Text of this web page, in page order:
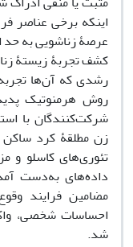
اینکه برخی عناصر
عرصۀ زناشویی به حد
کشف تجربۀ زیستۀ
رشدی که آن‌ها
روش هرمنوتیک
شرکت‌کنندگان با
زن مطلقۀ کرد
تئوری‌های کاسلو و
داده‌های به‌دست
مضامین فرایند
احساسات شخصی،
شد.